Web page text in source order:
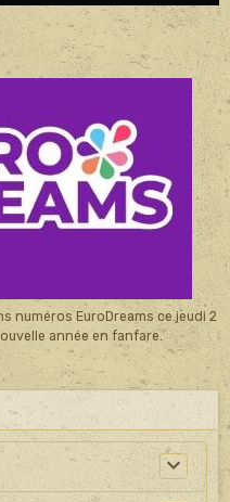
numéros EuroDreams ce jeudi 2
année en fanfare.